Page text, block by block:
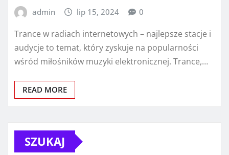
admin lip 15, 2024 0
Trance w radiach internetowych – najlepsze stacje i
audycje to temat, który zyskuje na popularności
wśród miłośników muzyki elektronicznej. Trance,…
READ MORE
SZUKAJ